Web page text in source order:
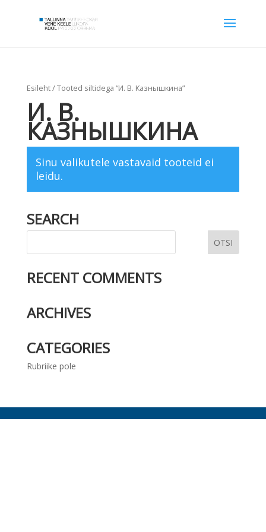
Esileht/ Tooted siltidega “И. В. Казнышкина”
И. В.
КАЗНЫШКИНА
Sinu valikutele vastavaid tooteid ei
leidu.
SEARCH
RECENT COMMENTS
ARCHIVES
CATEGORIES
Rubriike pole